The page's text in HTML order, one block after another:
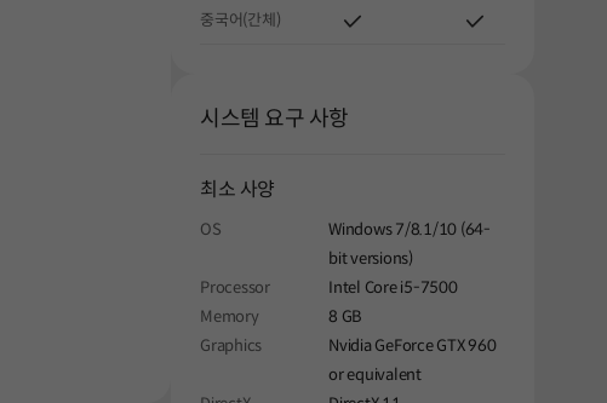
중국어(간체)
시스템 요구 사항
최소 사양
OS
Windows 7/8.1/10 (64-
bit versions)
Processor
Intel Core i5-7500
Memory
8 GB
Graphics
Nvidia GeForce GTX 960
or equivalent